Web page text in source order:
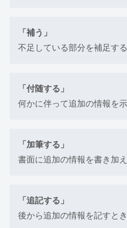
「補う」
不足している部分を補足す
「付随する」
何かに伴って追加の情報を
「加筆する」
書面に追加の情報を書き加
「追記する」
後から追加の情報を記すと